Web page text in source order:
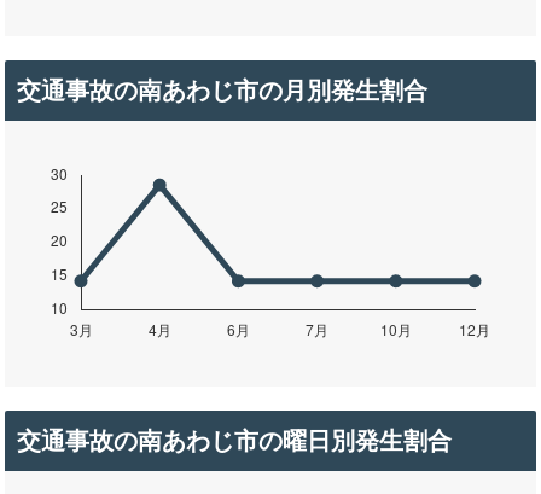
交通事故の南あわじ市の月別発生割合
交通事故の南あわじ市の曜日別発生割合